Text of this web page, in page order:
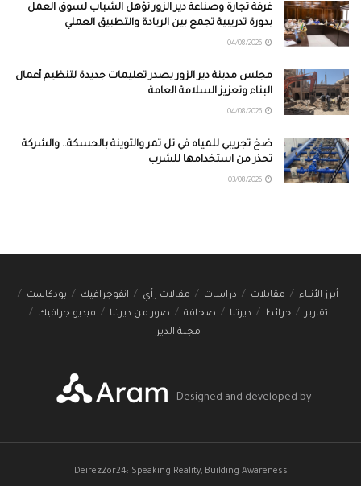
غرفة تجارة وصناعة دير الزور تؤهل الشباب لسوق العمل
بدورة تدريبية تجمع بين الريادة والتطبيق العملي
مجلس مدينة دير الزور يصدر تعليمات جديدة لتنظيم أعمال
البناء وتعزيز السلامة العامة
ضخ تجريبي للمياه في تل تمر والتوينة بالحسكة.. والشركة
تحذر من استخدامها للشرب
أبرز الأنباء مقابلات دراسات مقالات رأي انفوجرافيك
بودكاست
تقارير
خرائط ديرتنا صحافة صور من ديرتنا
فيديو جرافيك
مجلة الدير
Designed and developed by
DeirezZor24: Speaking Reality, Building Awareness